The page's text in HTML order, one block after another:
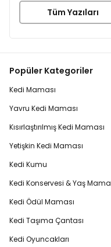
Tüm Yazıları
Popüler Kategoriler
Kedi Maması
Yavru Kedi Maması
Kısırlaştırılmış Kedi Maması
Yetişkin Kedi Maması
Kedi Kumu
Kedi Konservesi & Yaş Mama
Kedi Ödül Maması
Kedi Taşıma Çantası
Kedi Oyuncakları